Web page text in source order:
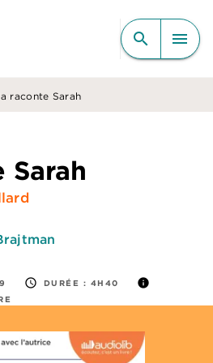
CONTENU
search menu
raconte Sarah
Sarah
access_time DURÉE : 4H40 info